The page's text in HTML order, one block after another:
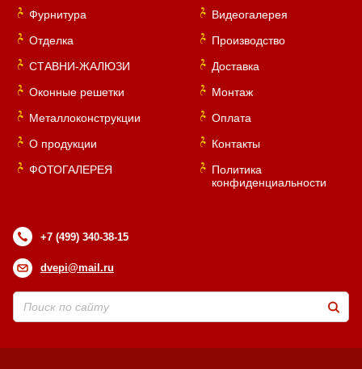
Фурнитура
Отделка
СТАВНИ-ЖАЛЮЗИ
Оконные решетки
Металлоконструкции
О продукции
ФОТОГАЛЕРЕЯ
Видеогалерея
Производство
Доставка
Монтаж
Оплата
Контакты
Политика
конфиденциальности
+7 (499) 340-38-15
dvepi@mail.ru